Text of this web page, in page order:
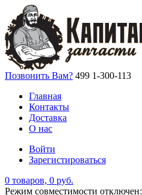
Позвонить Вам? 499 1-300-113
Главная
Контакты
Доставка
О нас
Войти
Зарегистироваться
0 товаров, 0 руб.
Режим совместимости отключен: